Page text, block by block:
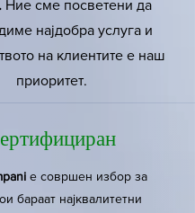
Ние сме посветени да
најдобра услуга и
на клиентите е наш
приоритет.
е совршен избор за
бараат најквалитетни